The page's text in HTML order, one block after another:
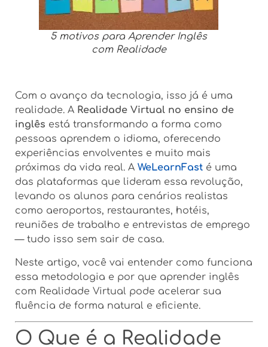
5 motivos para Aprender Inglês
com Realidade
Com o avanço da tecnologia, isso já é uma
realidade. A Realidade Virtual no ensino de
inglês está transformando a forma como
pessoas aprendem o idioma, oferecendo
experiências envolventes e muito mais
próximas da vida real. A WeLearnFast é uma
das plataformas que lideram essa revolução,
levando os alunos para cenários realistas
como aeroportos, restaurantes, hotéis,
reuniões de trabalho e entrevistas de emprego
— tudo isso sem sair de casa.
Neste artigo, você vai entender como funciona
essa metodologia e por que aprender inglês
com Realidade Virtual pode acelerar sua
fluência de forma natural e eficiente.
O Que é a Realidade